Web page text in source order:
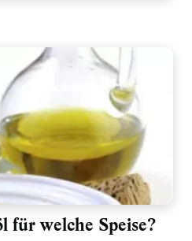
für welche Speise?